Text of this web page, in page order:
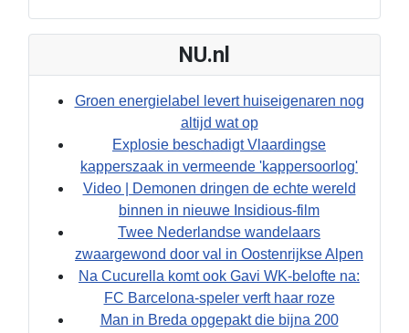
NU.nl
Groen energielabel levert huiseigenaren nog
altijd wat op
Explosie beschadigt Vlaardingse
kapperszaak in vermeende 'kappersoorlog'
Video | Demonen dringen de echte wereld
binnen in nieuwe Insidious-film
Twee Nederlandse wandelaars
zwaargewond door val in Oostenrijkse Alpen
Na Cucurella komt ook Gavi WK-belofte na:
FC Barcelona-speler verft haar roze
Man in Breda opgepakt die bijna 200